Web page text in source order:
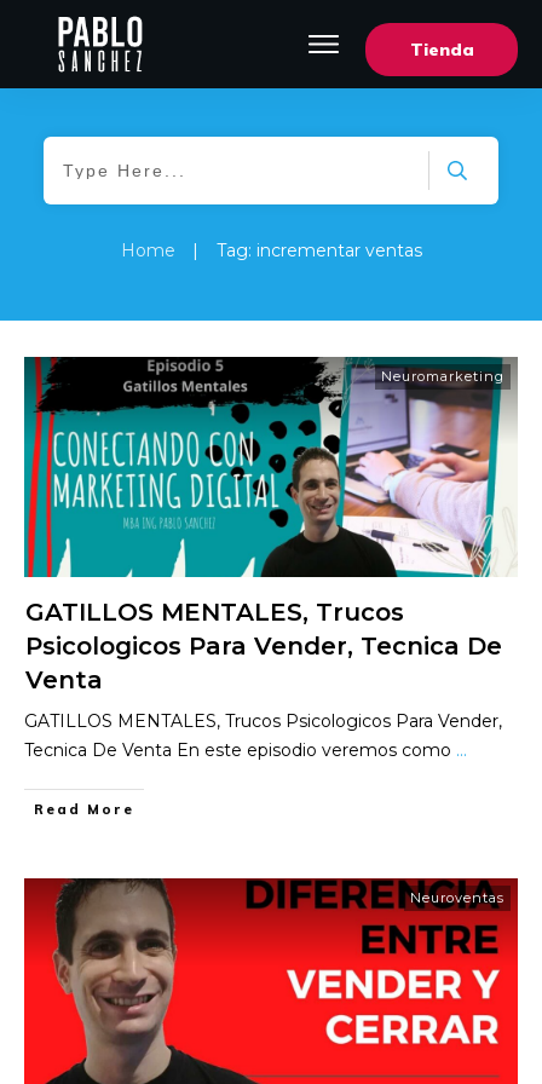
Tienda
Home Tag: incrementar ventas
Neuromarketing
GATILLOS MENTALES, Trucos
Psicologicos Para Vender, Tecnica De
Venta
GATILLOS MENTALES, Trucos Psicologicos Para Vender,
Tecnica De Venta En este episodio veremos como ...
​Read More
Neuroventas